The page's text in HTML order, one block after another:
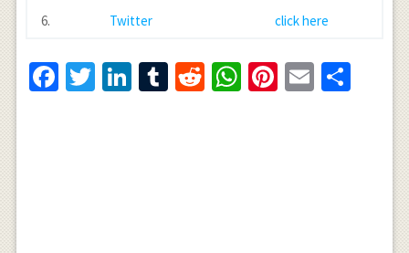
6.
Twitter click here
Facebook
Twitter
LinkedIn
Tumblr
RedditWhatsApp
Pinterest
Email